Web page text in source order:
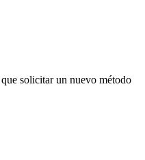
solicitar un nuevo método